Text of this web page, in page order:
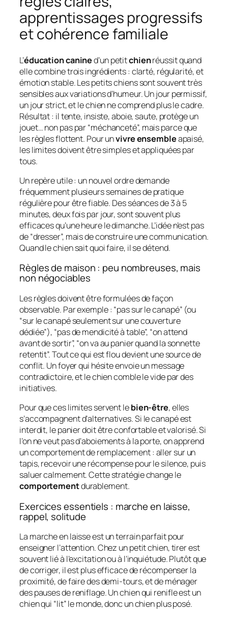
apprentissages progressifs
et cohérence familiale
L’éducation canined’un petitchienréussit quand
elle combine trois ingrédients : clarté, régularité, et
émotion stable. Les petits chiens sont souvent très
sensibles aux variations d’humeur. Un jour permissif,
un jour strict, et le chien ne comprend plus le cadre.
Résultat : il tente, insiste, aboie, saute, protège un
jouet… non pas par “méchanceté”, mais parce que
les règles flottent. Pour unvivre ensembleapaisé,
les limites doivent être simples et appliquées par
tous.
Un repère utile : un nouvel ordre demande
fréquemment plusieurs semaines de pratique
régulière pour être fiable. Des séances de 3 à 5
minutes, deux fois par jour, sont souvent plus
efficaces qu’une heure le dimanche. L’idée n’est pas
de “dresser”, mais de construire une communication.
Quand le chien sait quoi faire, il se détend.
Règles de maison : peu nombreuses, mais
non négociables
Les règles doivent être formulées de façon
observable. Par exemple : “pas sur le canapé” (ou
“sur le canapé seulement sur une couverture
dédiée”), “pas de mendicité à table”, “on attend
avant de sortir”, “on va au panier quand la sonnette
retentit”. Tout ce qui est flou devient une source de
conflit. Un foyer qui hésite envoie un message
contradictoire, et le chien comble le vide par des
initiatives.
Pour que ces limites servent lebien-être, elles
s’accompagnent d’alternatives. Si le canapé est
interdit, le panier doit être confortable et valorisé. Si
l’on ne veut pas d’aboiements à la porte, on apprend
un comportement de remplacement : aller sur un
tapis, recevoir une récompense pour le silence, puis
saluer calmement. Cette stratégie change le
comportementdurablement.
Exercices essentiels : marche en laisse,
rappel, solitude
La marche en laisse est un terrain parfait pour
enseigner l’attention. Chez un petit chien, tirer est
souvent lié à l’excitation ou à l’inquiétude. Plutôt que
de corriger, il est plus efficace de récompenser la
proximité, de faire des demi-tours, et de ménager
des pauses de reniflage. Un chien qui renifle est un
chien qui “lit” le monde, donc un chien plus posé.